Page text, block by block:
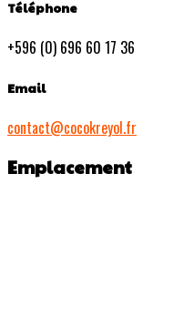
Téléphone
+596 (0) 696 60 17 36
Email
contact@cocokreyol.fr
Emplacement